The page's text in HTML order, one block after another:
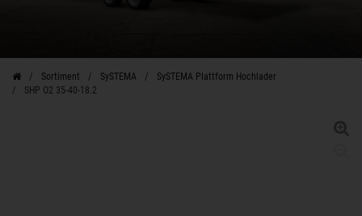
Sortiment SySTEMA
SySTEMA Plattform Hochlader
SHP O2 35-40-18.2